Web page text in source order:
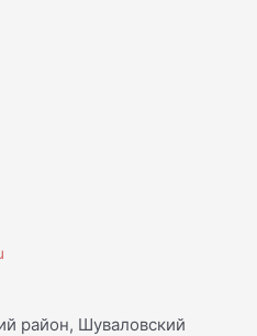
район, Шуваловский